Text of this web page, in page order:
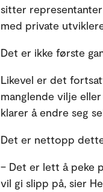
sitter
med private
Det er ikke første
Likevel er det
manglende vilje
klarer å endre seg
Det er nettopp
– Det er lett å peke
vil gi slipp på, sier